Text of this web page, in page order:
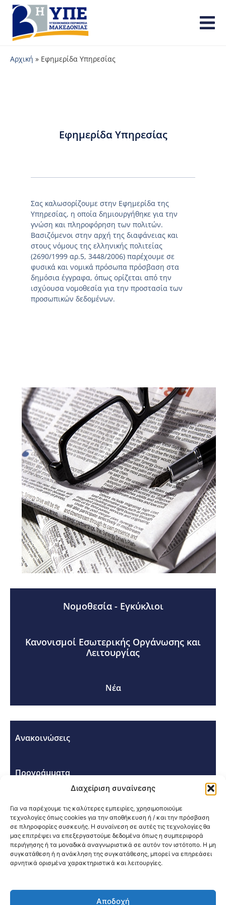
Διαχείριση συναίνεσης
Για να παρέχουμε τις καλύτερες εμπειρίες, χρησιμοποιούμε
τεχνολογίες όπως cookies για την αποθήκευση ή / και την πρόσβαση
σε πληροφορίες συσκευής. Η συναίνεση σε αυτές τις τεχνολογίες θα
μας επιτρέψει να επεξεργαστούμε δεδομένα όπως η συμπεριφορά
περιήγησης ή τα μοναδικά αναγνωριστικά σε αυτόν τον ιστότοπο. Η μη
συγκατάθεση ή η ανάκληση της συγκατάθεσης, μπορεί να επηρεάσει
αρνητικά ορισμένα χαρακτηριστικά και λειτουργίες.
Αποδοχή
Αρχική » Εφημερίδα Υπηρεσίας
Εφημερίδα Υπηρεσίας
Σας καλωσορίζουμε στην Εφημερίδα της
Υπηρεσίας, η οποία δημιουργήθηκε για την
γνώση και πληροφόρηση των πολιτών.
Βασιζόμενοι στην αρχή της διαφάνειας και
στους νόμους της ελληνικής πολιτείας
(2690/1999 αρ.5, 3448/2006) παρέχουμε σε
φυσικά και νομικά πρόσωπα πρόσβαση στα
δημόσια έγγραφα, όπως ορίζεται από την
ισχύουσα νομοθεσία για την προστασία των
προσωπικών δεδομένων.
Νομοθεσία - Εγκύκλιοι
Κανονισμοί Εσωτερικής Οργάνωσης και
Λειτουργίας
Νέα
Ανακοινώσεις
Προγράμματα
Σεμινάρια - Συνέδρια